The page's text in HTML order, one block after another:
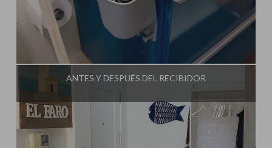
Influencer: Bricoydeco Mujermanitas
ANTES Y DESPUÉS DEL RECIBIDOR